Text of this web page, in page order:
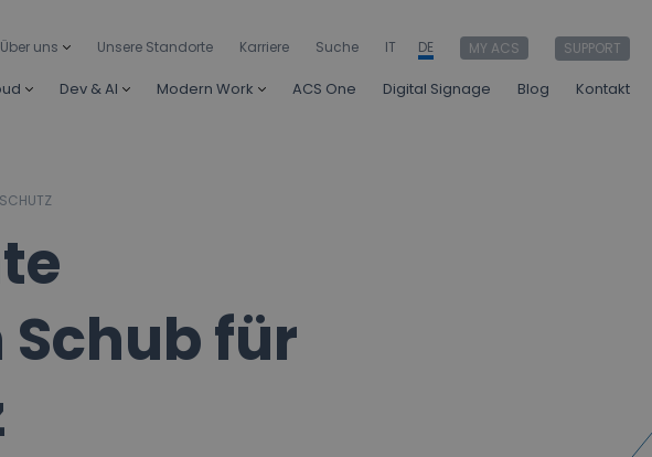
Dev & AI Modern Work ACS One Digital Signage Blog Kontakt
Über uns Unsere Standorte Karriere Suche IT DE MY ACS SUPPORT
für